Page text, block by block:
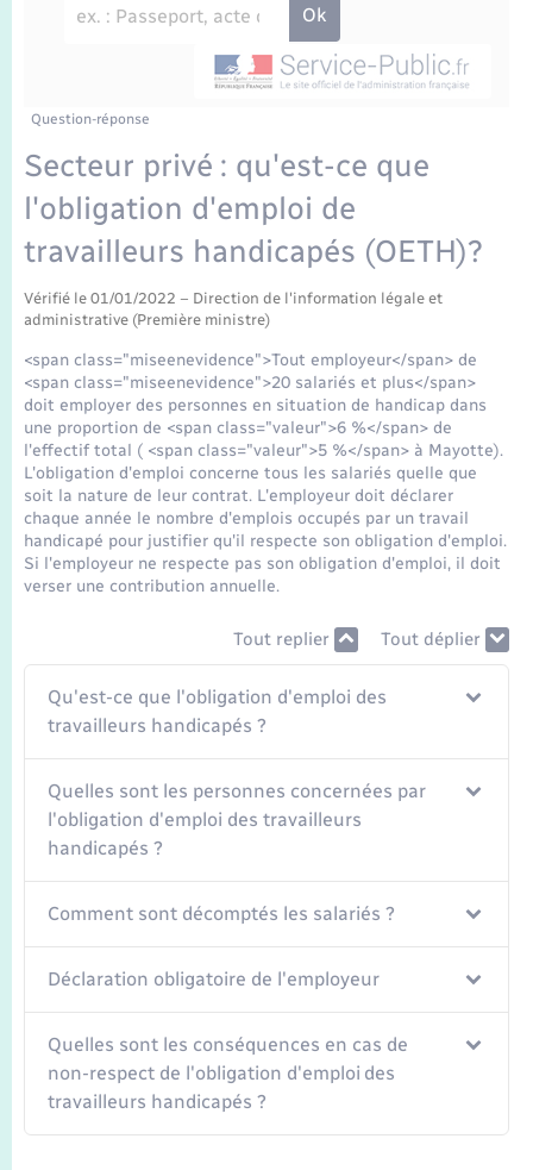
Etat-civil - Papiers - Citoyenneté
Parrainage civil
Recensement
Concessions funéraires
Nouvel habitant
Numérique
Organisation d’événement
Sécurité - Prévention
Seniors
Transports
Transports scolaires
Travaux - Autorisation d’occupation de l’espace
Plan interactif
La Communauté de communes
Question-réponse
Secteur privé : qu'est-ce que
l'obligation d'emploi de
travailleurs handicapés (OETH)?
Vérifié le 01/01/2022 – Direction de l'information légale et
administrative (Première ministre)
<span class="miseenevidence">Tout employeur</span> de
<span class="miseenevidence">20 salariés et plus</span>
doit employer des personnes en situation de handicap dans
une proportion de <span class="valeur">6 %</span> de
l'effectif total ( <span class="valeur">5 %</span> à Mayotte).
L'obligation d'emploi concerne tous les salariés quelle que
soit la nature de leur contrat. L'employeur doit déclarer
chaque année le nombre d'emplois occupés par un travail
handicapé pour justifier qu'il respecte son obligation d'emploi.
Si l'employeur ne respecte pas son obligation d'emploi, il doit
verser une contribution annuelle.
Tout replier Tout déplier
Qu'est-ce que l'obligation d'emploi des
travailleurs handicapés ?
Quelles sont les personnes concernées par
l'obligation d'emploi des travailleurs
handicapés ?
Comment sont décomptés les salariés ?
Déclaration obligatoire de l'employeur
Quelles sont les conséquences en cas de
non-respect de l'obligation d'emploi des
travailleurs handicapés ?